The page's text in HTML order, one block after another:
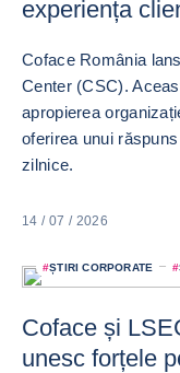
experiența
Coface România
Center (CSC).
apropierea
oferirea unui
zilnice.
14 / 07 / 2026
#ȘTIRI CORPORATE #
Coface și
unesc forțele